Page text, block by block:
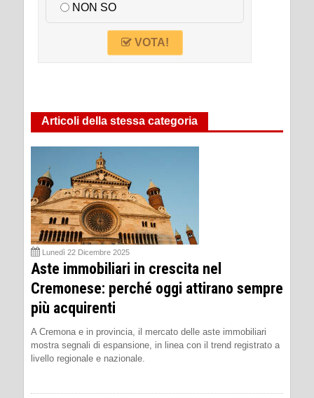
NON SO
VOTA!
Articoli della stessa categoria
Lunedì 22 Dicembre 2025
Aste immobiliari in crescita nel
Cremonese: perché oggi attirano sempre
più acquirenti
A Cremona e in provincia, il mercato delle aste immobiliari
mostra segnali di espansione, in linea con il trend registrato a
livello regionale e nazionale.